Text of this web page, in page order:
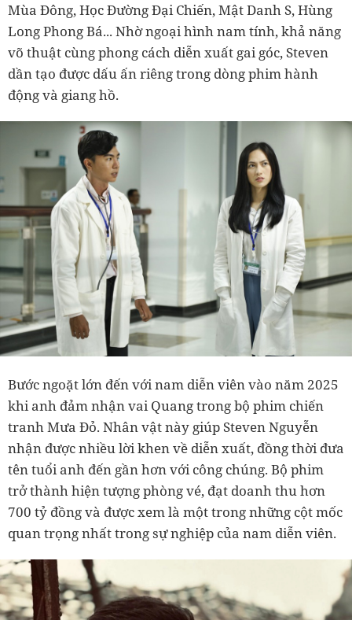
Mùa Đông, Học Đường Đại Chiến, Mật Danh S, Hùng
Long Phong Bá... Nhờ ngoại hình nam tính, khả năng
võ thuật cùng phong cách diễn xuất gai góc, Steven
dần tạo được dấu ấn riêng trong dòng phim hành
động và giang hồ.
Bước ngoặt lớn đến với nam diễn viên vào năm 2025
khi anh đảm nhận vai Quang trong bộ phim chiến
tranh Mưa Đỏ. Nhân vật này giúp Steven Nguyễn
nhận được nhiều lời khen về diễn xuất, đồng thời đưa
tên tuổi anh đến gần hơn với công chúng. Bộ phim
trở thành hiện tượng phòng vé, đạt doanh thu hơn
700 tỷ đồng và được xem là một trong những cột mốc
quan trọng nhất trong sự nghiệp của nam diễn viên.